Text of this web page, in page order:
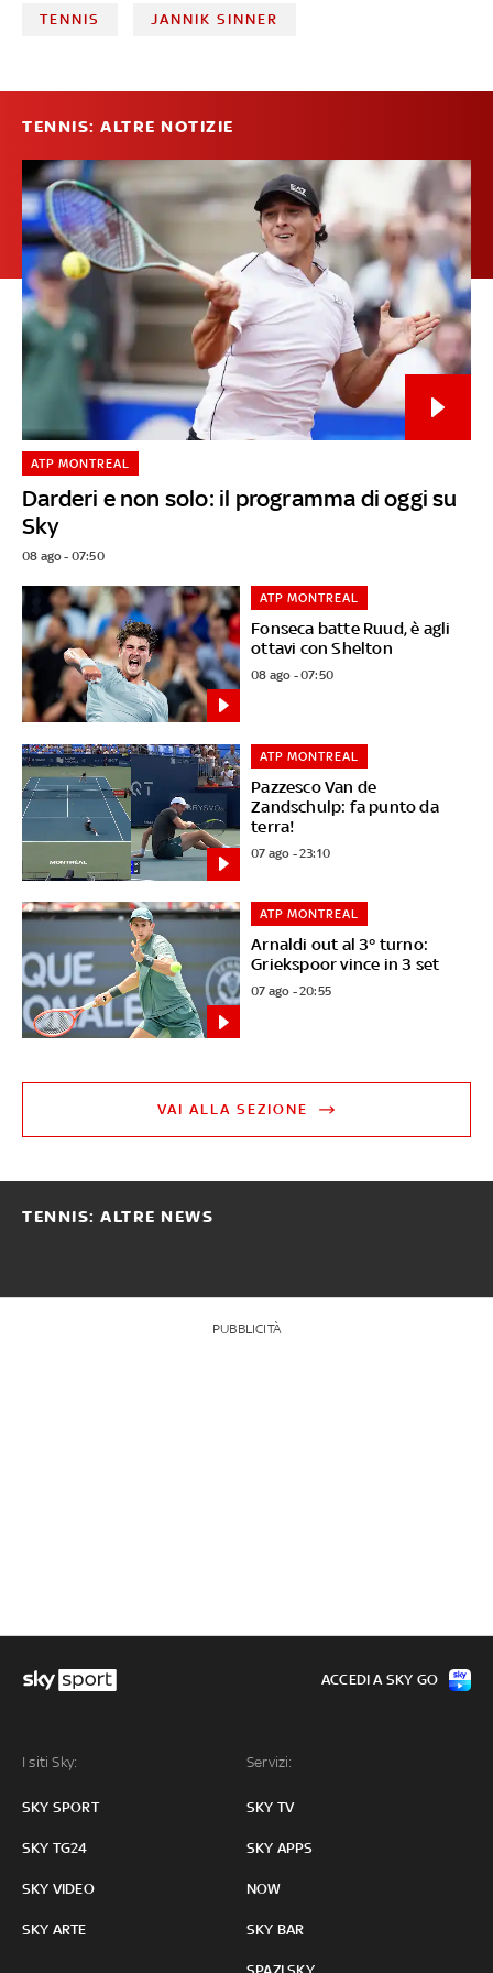
TENNIS JANNIK SINNER
TENNIS: ALTRE NOTIZIE
Darderi e non solo: il programma di oggi su
Sky
ATP MONTREAL
08 ago - 07:50
Fonseca batte Ruud, è agli
ottavi con Shelton
ATP MONTREAL
08 ago - 07:50
Pazzesco Van de
Zandschulp: fa punto da
terra!
ATP MONTREAL
07 ago - 23:10
Arnaldi out al 3° turno:
Griekspoor vince in 3 set
ATP MONTREAL
07 ago - 20:55
VAI ALLA SEZIONE
TENNIS: ALTRE NEWS
PUBBLICITÀ
I siti Sky:
SKY SPORT
SKY TG24
SKY VIDEO
SKY ARTE
Servizi:
SKY TV
SKY APPS
NOW
SKY BAR
ACCEDI A SKY GO